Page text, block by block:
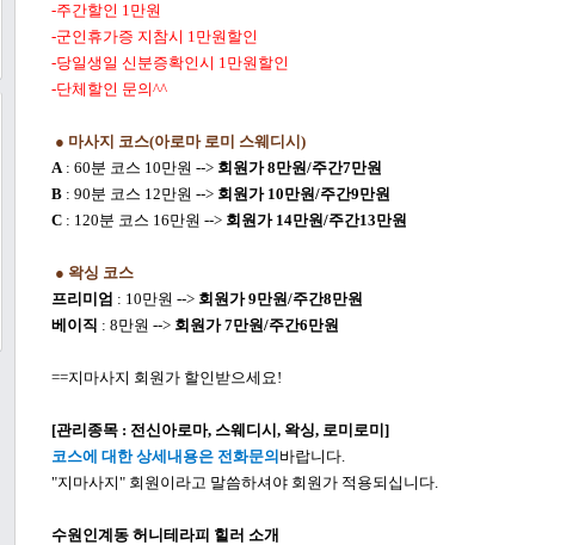
-주간할인 1만원
-군인휴가증 지참시 1만원할인
-당일생일 신분증확인시 1만원할인
-단체할인 문의^^
● 마사지 코스(아로마 로미 스웨디시)
A: 60분 코스 10만원 --> 회원가 8만원/주간7만원
B : 90분 코스 12만원 --> 회원가 10만원/주간9만원
C : 120분 코스 16만원 --> 회원가 14만원/주간13만원
● 왁싱 코스
프리미엄 : 10만원 --> 회원가 9만원/주간8만원
베이직 : 8만원 --> 회원가 7만원/주간6만원
==지마사지 회원가 할인받으세요!
[관리종목 : 전신아로마, 스웨디시, 왁싱, 로미로미]
코스에 대한 상세내용은 전화문의 바랍니다.
"지마사지" 회원이라고 말씀하셔야 회원가 적용되십니다.
수원인계동 허니테라피 힐러 소개